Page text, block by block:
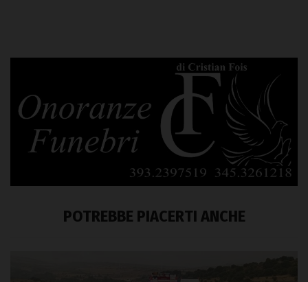
POTREBBE PIACERTI ANCHE